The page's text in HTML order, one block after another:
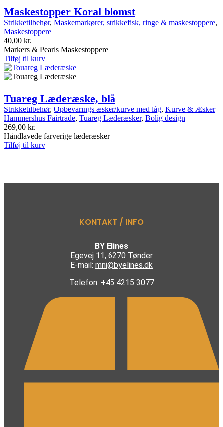
Maskestopper Koral blomst
Strikketilbehør, Maskemarkører, strikkefisk, ringe & maskestoppere,
Maskestoppere
40,00 kr.
Markers & Pearls Maskestoppere
Tilføj til kurv
Tuareg Læderæske, blå
Strikketilbehør, Opbevarings æsker/kurve med låg, Kurve & Æsker
Hammershus Fairtrade, Tuareg Læderæsker, Bolig design
269,00 kr.
Håndlavede farverige læderæsker
Tilføj til kurv
KONTAKT / INFO
BY Elines
Egevej 11, 6270 Tønder
E-mail: mni@byelines.dk
Telefon: +45 4215 3077